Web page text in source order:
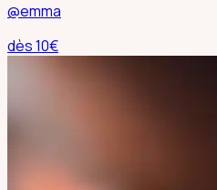
@emma
dès10€